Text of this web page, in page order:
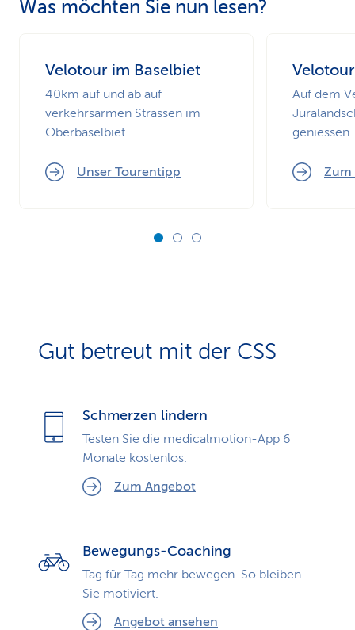
Was möchten Sie nun lesen?
Velotour im Baselbiet
40km auf und ab auf
verkehrsarmen Strassen im
Oberbaselbiet.
Unser Tourentipp
Auf dem
geniessen.
Zum
Gut betreut mit der CSS
Schmerzen lindern
Testen Sie die medicalmotion-App 6
Monate kostenlos.
Zum Angebot
Bewegungs-Coaching
Tag für Tag mehr bewegen. So bleiben
Sie motiviert.
Angebot ansehen